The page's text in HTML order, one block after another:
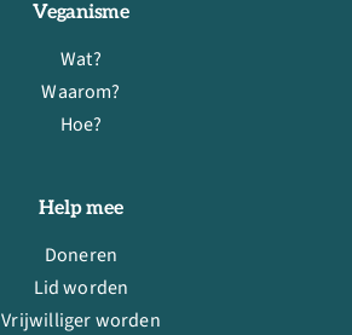
Veganisme
Wat?
Waarom?
Hoe?
Help mee
Doneren
Lid worden
Vrijwilliger worden